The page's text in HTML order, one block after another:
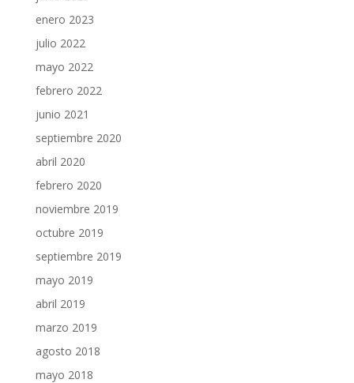
enero 2023
julio 2022
mayo 2022
febrero 2022
junio 2021
septiembre 2020
abril 2020
febrero 2020
noviembre 2019
octubre 2019
septiembre 2019
mayo 2019
abril 2019
marzo 2019
agosto 2018
mayo 2018